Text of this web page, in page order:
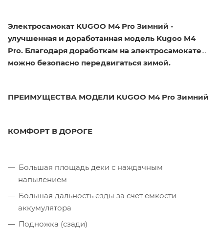
Электросамокат KUGOO M4 Pro Зимний -
улучшенная и доработанная модель Kugoo M4
Pro. Благодаря доработкам на электросамокате
можно безопасно передвигаться зимой.
ПРЕИМУЩЕСТВА МОДЕЛИ KUGOO M4 Pro Зимний
КОМФОРТ В ДОРОГЕ
Большая площадь деки с наждачным
напылением
Большая дальность езды за счет емкости
аккумулятора
Подножка (сзади)